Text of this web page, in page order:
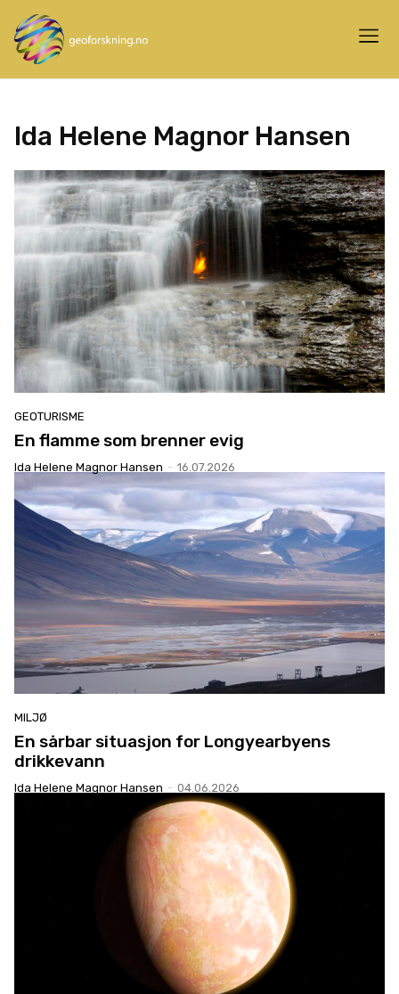
Ida Helene Magnor Hansen
GEOTURISME
En flamme som brenner evig
Ida Helene Magnor Hansen - 16.07.2026
MILJØ
En sårbar situasjon for Longyearbyens
drikkevann
Ida Helene Magnor Hansen - 04.06.2026